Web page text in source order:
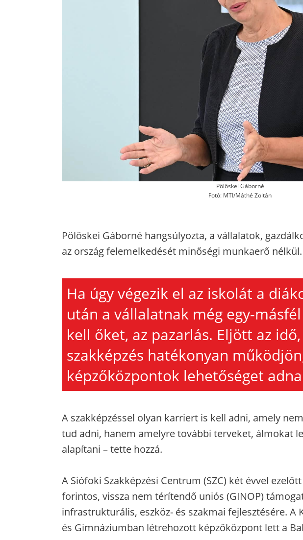
Pölöskei Gáborné
Fotó: MTI/Máthé Zoltán
Pölöskei Gáborné hangsúlyozta, a vállalatok,
az ország felemelkedését minőségi munkaerő nélkül.
Ha úgy végezik el az iskolát a
után a vállalatnak még egy-
kell őket, az pazarlás. Eljött az
szakképzés hatékonyan
képzőközpontok lehetőséget
A szakképzéssel olyan karriert is kell adni, amely
tud adni, hanem amelyre további terveket, álmokat
alapítani – tette hozzá.
A Siófoki Szakképzési Centrum (SZC) két évvel
forintos, vissza nem térítendő uniós (GINOP)
infrastrukturális, eszköz- és szakmai fejlesztésére. A
és Gimnáziumban létrehozott képzőközpont lett a